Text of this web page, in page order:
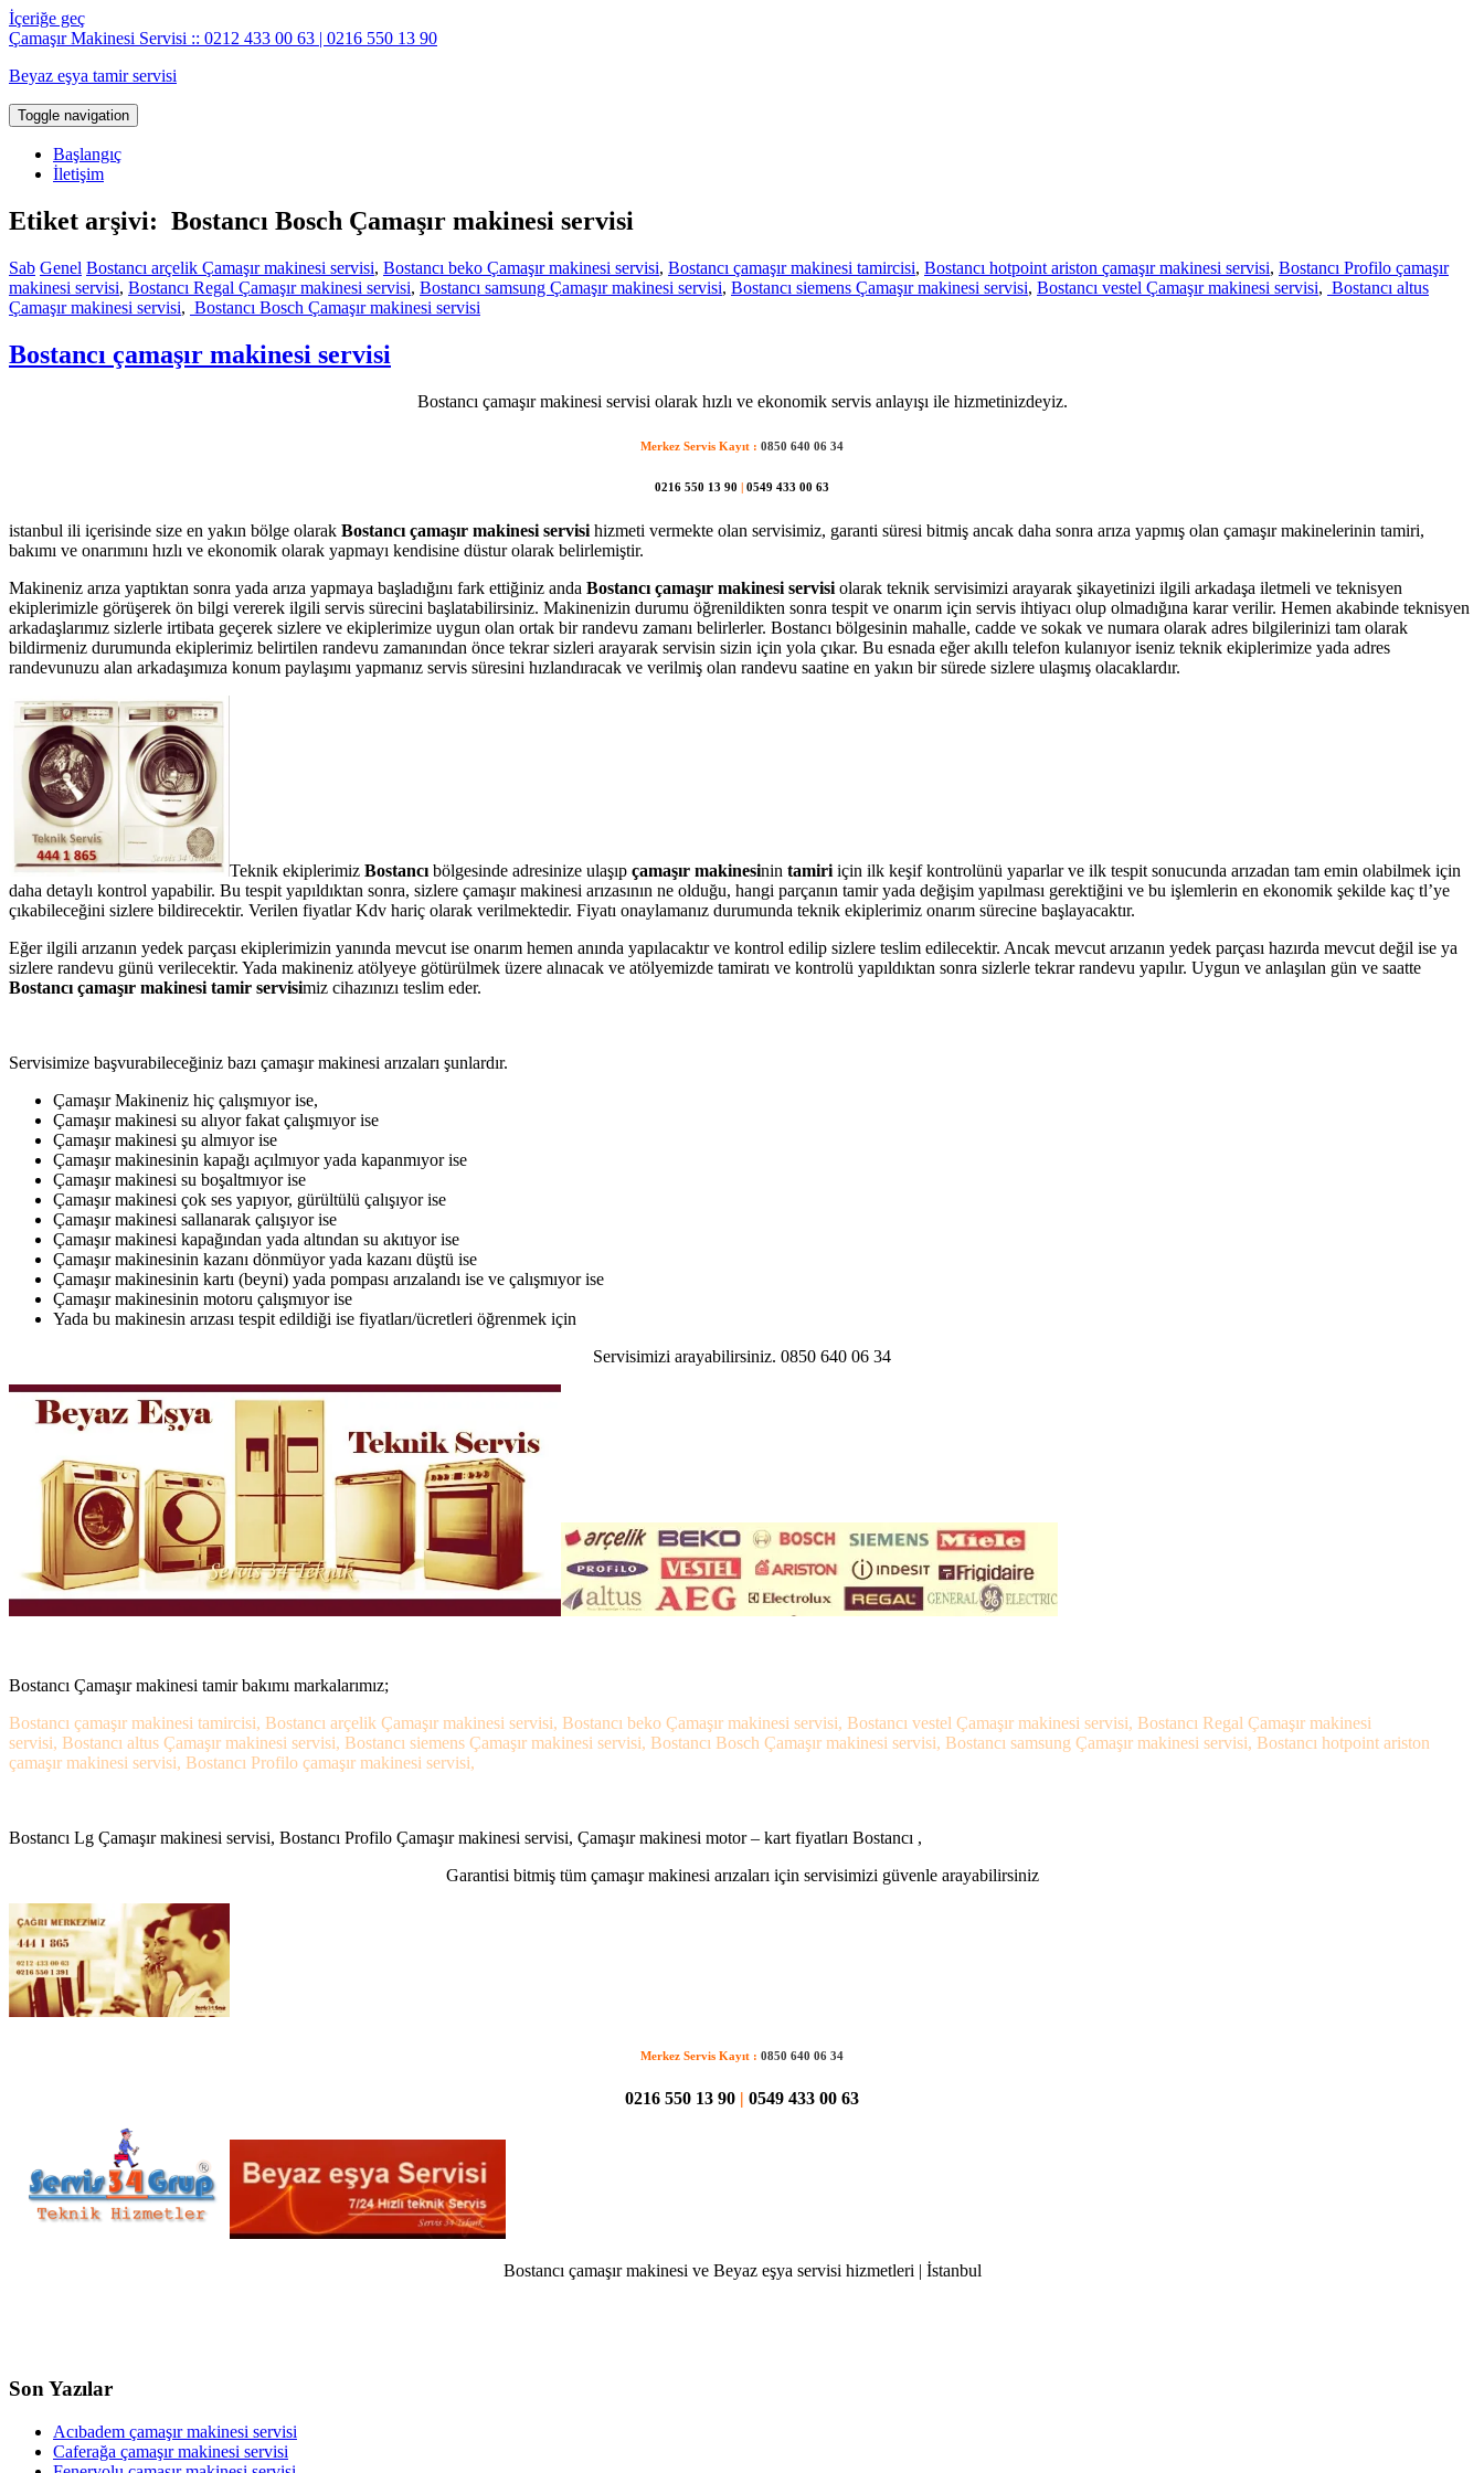
İçeriğe geç
Çamaşır Makinesi Servisi :: 0212 433 00 63 | 0216 550 13 90
Beyaz eşya tamir servisi
Toggle navigation
Başlangıç
İletişim
Etiket arşivi: Bostancı Bosch Çamaşır makinesi servisi
Sab Genel Bostancı arçelik Çamaşır makinesi servisi, Bostancı beko Çamaşır makinesi servisi, Bostancı çamaşır makinesi tamircisi, Bostancı hotpoint ariston çamaşır makinesi servisi, Bostancı Profilo çamaşır
makinesi servisi, Bostancı Regal Çamaşır makinesi servisi, Bostancı samsung Çamaşır makinesi servisi, Bostancı siemens Çamaşır makinesi servisi, Bostancı vestel Çamaşır makinesi servisi, Bostancı altus
Çamaşır makinesi servisi, Bostancı Bosch Çamaşır makinesi servisi
Bostancı çamaşır makinesi servisi
Bostancı çamaşır makinesi servisi olarak hızlı ve ekonomik servis anlayışı ile hizmetinizdeyiz.
Merkez Servis Kayıt : 0850 640 06 34
0216 550 13 90 | 0549 433 00 63
istanbul ili içerisinde size en yakın bölge olarak Bostancı çamaşır makinesi servisi hizmeti vermekte olan servisimiz, garanti süresi bitmiş ancak daha sonra arıza yapmış olan çamaşır makinelerinin tamiri,
bakımı ve onarımını hızlı ve ekonomik olarak yapmayı kendisine düstur olarak belirlemiştir.
Makineniz arıza yaptıktan sonra yada arıza yapmaya başladığını fark ettiğiniz anda Bostancı çamaşır makinesi servisi olarak teknik servisimizi arayarak şikayetinizi ilgili arkadaşa iletmeli ve teknisyen
ekiplerimizle görüşerek ön bilgi vererek ilgili servis sürecini başlatabilirsiniz. Makinenizin durumu öğrenildikten sonra tespit ve onarım için servis ihtiyacı olup olmadığına karar verilir. Hemen akabinde teknisyen
arkadaşlarımız sizlerle irtibata geçerek sizlere ve ekiplerimize uygun olan ortak bir randevu zamanı belirlerler. Bostancı bölgesinin mahalle, cadde ve sokak ve numara olarak adres bilgilerinizi tam olarak
bildirmeniz durumunda ekiplerimiz belirtilen randevu zamanından önce tekrar sizleri arayarak servisin sizin için yola çıkar. Bu esnada eğer akıllı telefon kulanıyor iseniz teknik ekiplerimize yada adres
randevunuzu alan arkadaşımıza konum paylaşımı yapmanız servis süresini hızlandıracak ve verilmiş olan randevu saatine en yakın bir sürede sizlere ulaşmış olacaklardır.
Teknik ekiplerimiz Bostancı bölgesinde adresinize ulaşıp çamaşır makinesinin tamiri için ilk keşif kontrolünü yaparlar ve ilk tespit sonucunda arızadan tam emin olabilmek için
daha detaylı kontrol yapabilir. Bu tespit yapıldıktan sonra, sizlere çamaşır makinesi arızasının ne olduğu, hangi parçanın tamir yada değişim yapılması gerektiğini ve bu işlemlerin en ekonomik şekilde kaç tl’ye
çıkabileceğini sizlere bildirecektir. Verilen fiyatlar Kdv hariç olarak verilmektedir. Fiyatı onaylamanız durumunda teknik ekiplerimiz onarım sürecine başlayacaktır.
Eğer ilgili arızanın yedek parçası ekiplerimizin yanında mevcut ise onarım hemen anında yapılacaktır ve kontrol edilip sizlere teslim edilecektir. Ancak mevcut arızanın yedek parçası hazırda mevcut değil ise ya
sizlere randevu günü verilecektir. Yada makineniz atölyeye götürülmek üzere alınacak ve atölyemizde tamiratı ve kontrolü yapıldıktan sonra sizlerle tekrar randevu yapılır. Uygun ve anlaşılan gün ve saatte
Bostancı çamaşır makinesi tamir servisimiz cihazınızı teslim eder.
Servisimize başvurabileceğiniz bazı çamaşır makinesi arızaları şunlardır.
Çamaşır Makineniz hiç çalışmıyor ise,
Çamaşır makinesi su alıyor fakat çalışmıyor ise
Çamaşır makinesi şu almıyor ise
Çamaşır makinesinin kapağı açılmıyor yada kapanmıyor ise
Çamaşır makinesi su boşaltmıyor ise
Çamaşır makinesi çok ses yapıyor, gürültülü çalışıyor ise
Çamaşır makinesi sallanarak çalışıyor ise
Çamaşır makinesi kapağından yada altından su akıtıyor ise
Çamaşır makinesinin kazanı dönmüyor yada kazanı düştü ise
Çamaşır makinesinin kartı (beyni) yada pompası arızalandı ise ve çalışmıyor ise
Çamaşır makinesinin motoru çalışmıyor ise
Yada bu makinesin arızası tespit edildiği ise fiyatları/ücretleri öğrenmek için
Servisimizi arayabilirsiniz. 0850 640 06 34
Bostancı Çamaşır makinesi tamir bakımı markalarımız;
Bostancı çamaşır makinesi tamircisi, Bostancı arçelik Çamaşır makinesi servisi, Bostancı beko Çamaşır makinesi servisi, Bostancı vestel Çamaşır makinesi servisi, Bostancı Regal Çamaşır makinesi
servisi, Bostancı altus Çamaşır makinesi servisi, Bostancı siemens Çamaşır makinesi servisi, Bostancı Bosch Çamaşır makinesi servisi, Bostancı samsung Çamaşır makinesi servisi, Bostancı hotpoint ariston
çamaşır makinesi servisi, Bostancı Profilo çamaşır makinesi servisi,
Bostancı Lg Çamaşır makinesi servisi, Bostancı Profilo Çamaşır makinesi servisi, Çamaşır makinesi motor – kart fiyatları Bostancı ,
Garantisi bitmiş tüm çamaşır makinesi arızaları için servisimizi güvenle arayabilirsiniz
Merkez Servis Kayıt : 0850 640 06 34
0216 550 13 90 0549 433 00 63
Bostancı çamaşır makinesi ve Beyaz eşya servisi hizmetleri | İstanbul
Son Yazılar
Acıbadem çamaşır makinesi servisi
Caferağa çamaşır makinesi servisi